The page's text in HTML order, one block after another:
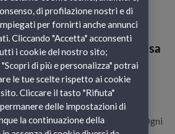
ad agosto? Scopri cosa
e tutti i più importanti
2017 vi portiamo a Barcellona! Ogni
di profilazione nostri e di
per fornirti anche annunci
Cliccando "Accetta" acconsenti
i cookie del nostro sito;
di più e personalizza" potrai
le tue scelte rispetto ai cookie
Cliccare il tasto "Rifiuta"
delle impostazioni di
la continuazione della